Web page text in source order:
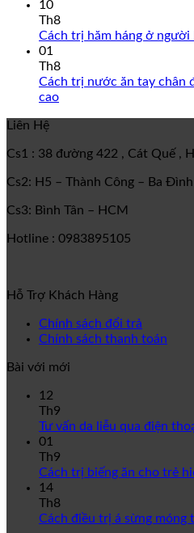
10
Th8
Cách trị hăm háng ở người
01
Th8
Cách trị nước ăn tay chân
cao
Liên Hệ
Cs1 : 38 đường 422 , Cát Quế ,
Cs2: H5 – Thành Công – Ba
Cs3: Bình Tân – HCM
Hotline : 0983895105
Hỗ Trợ Khách Hàng
Chính sách đổi trả
Chính sách thanh toán
Bài với mới
12
Th9
Tư vấn da liễu qua điện
01
Th9
Cách trị biếng ăn cho trẻ
14
Th8
Cách điều trị á sừng móng